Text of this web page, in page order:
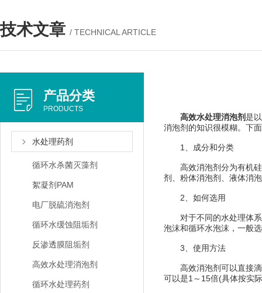
技术文章 / TECHNICAL ARTICLE
产品分类
PRODUCTS
水处理药剂
循环水杀菌灭藻剂
絮凝剂PAM
电厂脱硫消泡剂
循环水缓蚀阻垢剂
反渗透膜阻垢剂
高效水处理消泡剂
循环水处理药剂
高效水处理消泡剂是
消泡剂的知识很模糊。下
1、成分和分类
高效消泡剂分为有机硅
剂、粉体消泡剂、液体消
2、如何选用
对于不同的水处理体系
泡沫和循环水泡沫，一般
3、使用方法
高效消泡剂可以直接滴
可以是1～15倍(具体按实